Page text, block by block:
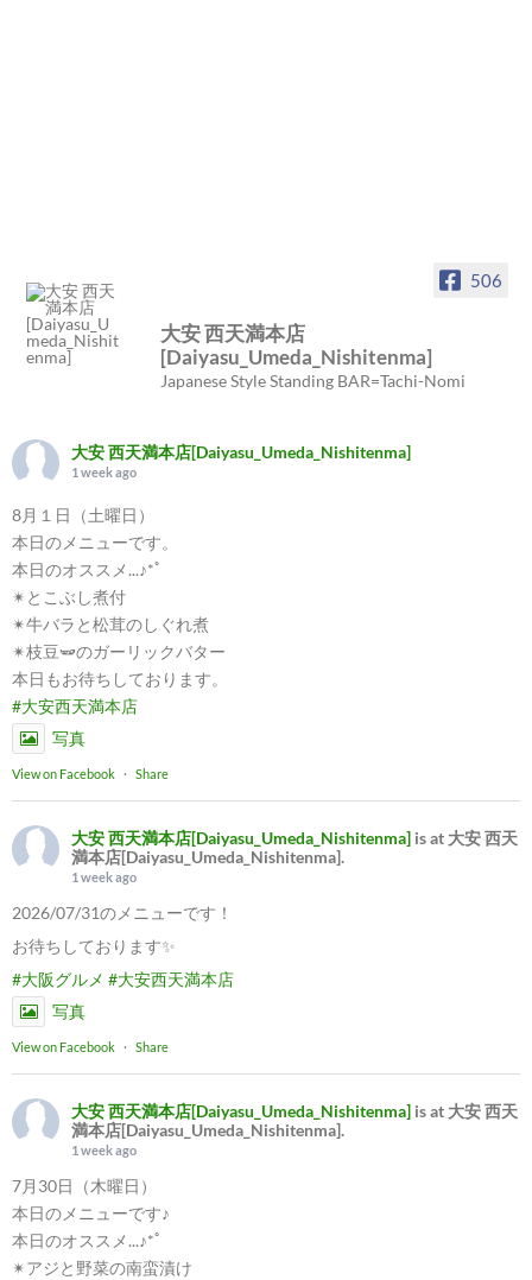
506
大安 西天満本店
[Daiyasu_Umeda_Nishitenma]
Japanese Style Standing BAR=Tachi-Nomi
大安 西天満本店[Daiyasu_Umeda_Nishitenma]
1 week ago
8月１日（土曜日）
本日のメニューです。
本日のオススメ...♪*ﾟ
✴︎とこぶし煮付
✴︎牛バラと松茸のしぐれ煮
✴︎枝豆🫛のガーリックバター
本日もお待ちしております。
#大安西天満本店
写真
View on Facebook · Share
大安 西天満本店[Daiyasu_Umeda_Nishitenma] is at 大安 西天
満本店[Daiyasu_Umeda_Nishitenma].
1 week ago
2026/07/31のメニューです！
お待ちしております✨
#大阪グルメ #大安西天満本店
写真
View on Facebook · Share
大安 西天満本店[Daiyasu_Umeda_Nishitenma] is at 大安 西天
満本店[Daiyasu_Umeda_Nishitenma].
1 week ago
7月30日（木曜日）
本日のメニューです♪
本日のオススメ...♪*ﾟ
✴︎アジと野菜の南蛮漬け